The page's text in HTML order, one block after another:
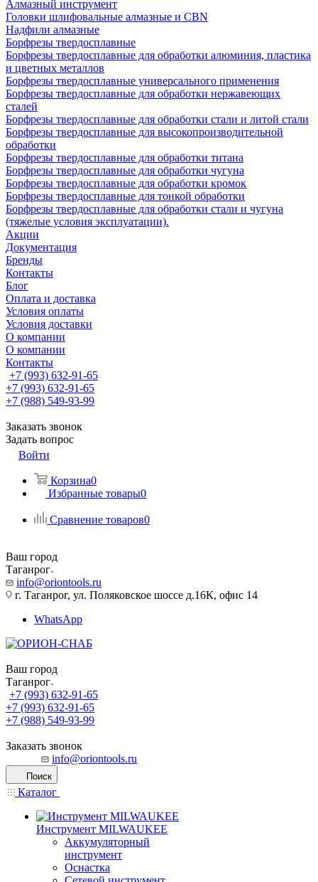
Алмазный инструмент
Головки шлифовальные алмазные и CBN
Надфили алмазные
Борфрезы твердосплавные
Борфрезы твердосплавные для обработки алюминия, пластика
и цветных металлов
Борфрезы твердосплавные универсального применения
Борфрезы твердосплавные для обработки нержавеющих
сталей
Борфрезы твердосплавные для обработки стали и литой стали
Борфрезы твердосплавные для высокопроизводительной
обработки
Борфрезы твердосплавные для обработки титана
Борфрезы твердосплавные для обработки чугуна
Борфрезы твердосплавные для обработки кромок
Борфрезы твердосплавные для тонкой обработки
Борфрезы твердосплавные для обработки стали и чугуна
(тяжелые условия эксплуатации).
Акции
Документация
Бренды
Контакты
Блог
Оплата и доставка
Условия оплаты
Условия доставки
О компании
О компании
Контакты
+7 (993) 632-91-65
+7 (993) 632-91-65
+7 (988) 549-93-99
Заказать звонок
Задать вопрос
Войти
Корзина0
Избранные товары0
Сравнение товаров0
Ваш город
Таганрог
info@oriontools.ru
г. Таганрог, ул. Поляковское шоссе д.16К, офис 14
WhatsApp
Ваш город
Таганрог
+7 (993) 632-91-65
+7 (993) 632-91-65
+7 (988) 549-93-99
Заказать звонок
info@oriontools.ru
Поиск
Каталог
Инструмент MILWAUKEE
Аккумуляторный
инструмент
Оснастка